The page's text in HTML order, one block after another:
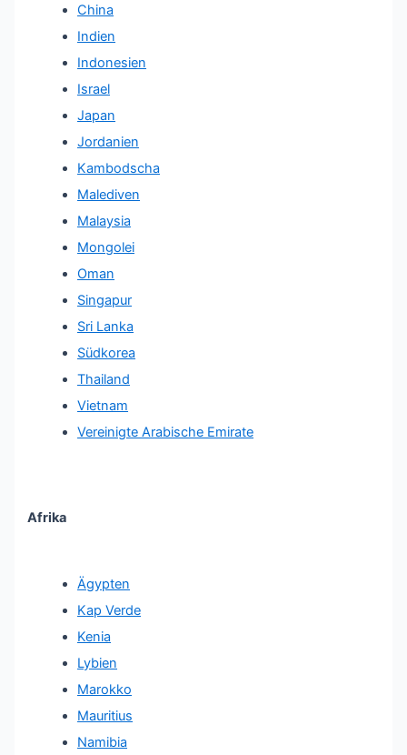
China
Indien
Indonesien
Israel
Japan
Jordanien
Kambodscha
Malediven
Malaysia
Mongolei
Oman
Singapur
Sri Lanka
Südkorea
Thailand
Vietnam
Vereinigte Arabische Emirate
Afrika
Ägypten
Kap Verde
Kenia
Lybien
Marokko
Mauritius
Namibia